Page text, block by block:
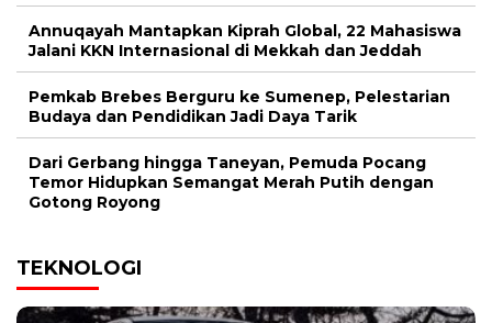
Annuqayah Mantapkan Kiprah Global, 22 Mahasiswa
Jalani KKN Internasional di Mekkah dan Jeddah
Pemkab Brebes Berguru ke Sumenep, Pelestarian
Budaya dan Pendidikan Jadi Daya Tarik
Dari Gerbang hingga Taneyan, Pemuda Pocang
Temor Hidupkan Semangat Merah Putih dengan
Gotong Royong
TEKNOLOGI